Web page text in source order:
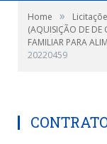
Home »
(AQUISIÇÃO DE DE
FAMILIAR PARA
20220459